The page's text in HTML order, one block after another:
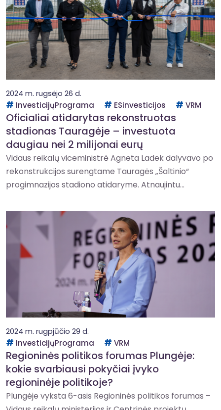
2024 m. rugsėjo 26 d.
InvesticijųPrograma
ESinvesticijos VRM
Oficialiai atidarytas rekonstruotas
stadionas Tauragėje – investuota
daugiau nei 2 milijonai eurų
Vidaus reikalų viceministrė Agneta Ladek dalyvavo po
rekonstrukcijos surengtame Tauragės „Šaltinio“
progimnazijos stadiono atidaryme. Atnaujintu...
2024 m. rugpjūčio 29 d.
InvesticijųPrograma
VRM
Regioninės politikos forumas Plungėje:
kokie svarbiausi pokyčiai įvyko
regioninėje politikoje?
Plungėje vyksta 6-asis Regioninės politikos forumas –